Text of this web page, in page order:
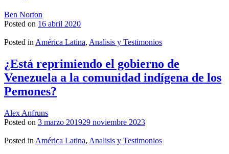
Ben Norton
Posted on 16 abril 2020
Posted in América Latina, Analisis y Testimonios
¿Está reprimiendo el gobierno de
Venezuela a la comunidad indígena de los
Pemones?
Alex Anfruns
Posted on 3 marzo 201929 noviembre 2023
Posted in América Latina, Analisis y Testimonios